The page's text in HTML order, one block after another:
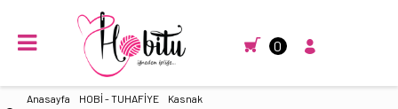
0
Anasayfa HOBİ - TUHAFİYE Kasnak